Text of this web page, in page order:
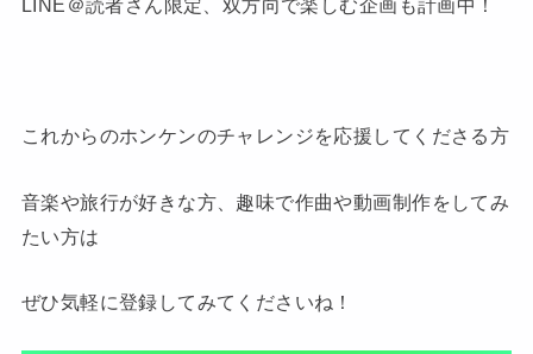
LINE＠読者さん限定、双方向で楽しむ企画も計画中！
これからのホンケンのチャレンジを応援してくださる方
音楽や旅行が好きな方、趣味で作曲や動画制作をしてみ
たい方は
ぜひ気軽に登録してみてくださいね！